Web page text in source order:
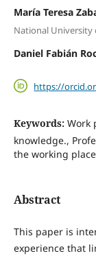
María Teresa
National University
Daniel Fabián
https://
Keywords: Work
knowledge.,
the working
Abstract
This paper is
experience that